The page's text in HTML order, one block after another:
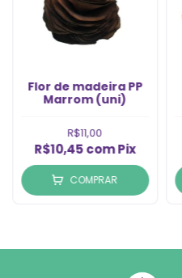
Flor de madeira PP
Marrom (uni)
R$11,00
R$10,45comPix
COMPRAR